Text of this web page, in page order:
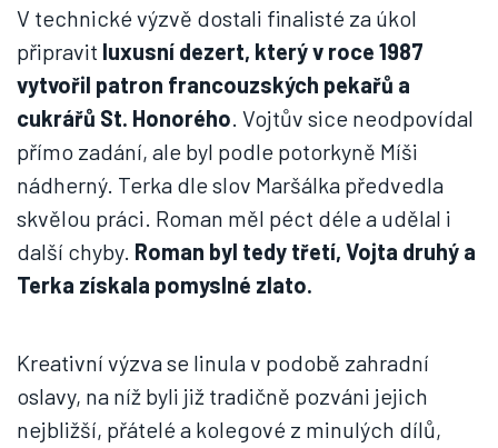
V technické výzvě dostali finalisté za úkol
připravit luxusní dezert, který v roce 1987
vytvořil patron francouzských pekařů a
cukrářů St. Honorého. Vojtův sice neodpovídal
přímo zadání, ale byl podle potorkyně Míši
nádherný. Terka dle slov Maršálka předvedla
skvělou práci. Roman měl péct déle a udělal i
další chyby. Roman byl tedy třetí, Vojta druhý a
Terka získala pomyslné zlato.
Kreativní výzva se linula v podobě zahradní
oslavy, na níž byli již tradičně pozváni jejich
nejbližší, přátelé a kolegové z minulých dílů,